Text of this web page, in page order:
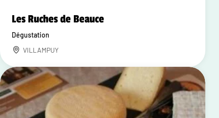
Les Ruches de Beauce
Dégustation
VILLAMPUY